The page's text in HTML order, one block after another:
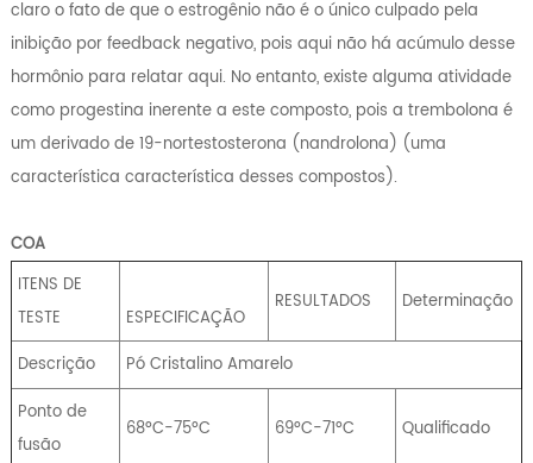
claro o fato de que o estrogênio não é o único culpado pela
inibição por feedback negativo, pois aqui não há acúmulo desse
hormônio para relatar aqui. No entanto, existe alguma atividade
como progestina inerente a este composto, pois a trembolona é
um derivado de 19-nortestosterona (nandrolona) (uma
característica característica desses compostos).
COA
ITENS DE
TESTE
ESPECIFICAÇÃO
RESULTADOS Determinação
Descrição
Pó Cristalino Amarelo
Ponto de
fusão
68ºC-75ºC 69ºC-71ºC Qualificado